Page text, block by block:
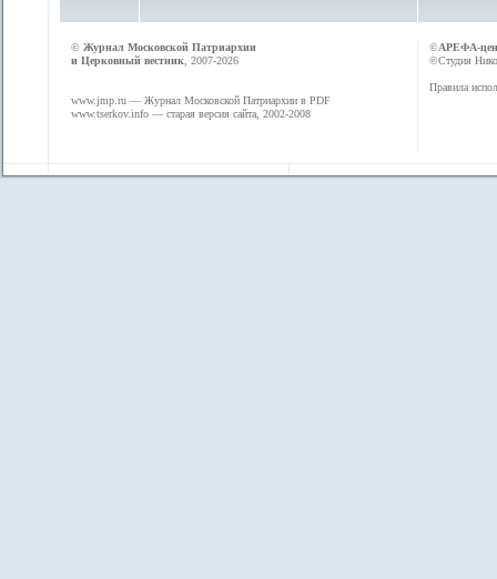
© Журнал Московской Патриархии
и Церковный вестник , 2007-2026
www.jmp.ru — Журнал Московской Патриархии в PDF
www.tserkov.info — старая версия сайта, 2002-2008
©АРЕФА-
©Студия
Правила